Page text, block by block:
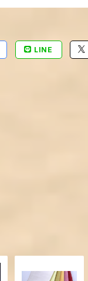
LINE